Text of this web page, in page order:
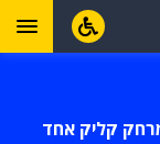
קליק אחד